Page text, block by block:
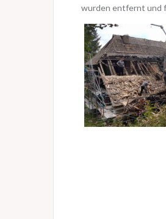
wurden entfernt und